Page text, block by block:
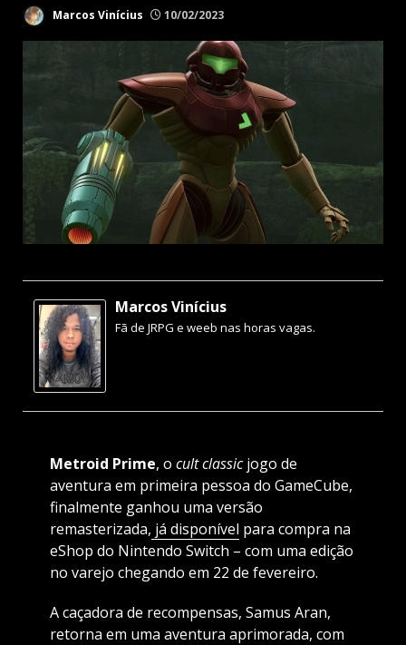
Marcos Vinícius 10/02/2023
Marcos Vinícius
Fã de JRPG e weeb nas horas vagas.
Metroid Prime, o cult classicjogo de
aventura em primeira pessoa do GameCube,
finalmente ganhou uma versão
remasterizada, já disponível para compra na
eShop do Nintendo Switch – com uma edição
no varejo chegando em 22 de fevereiro.
A caçadora de recompensas, Samus Aran,
retorna em uma aventura aprimorada, com